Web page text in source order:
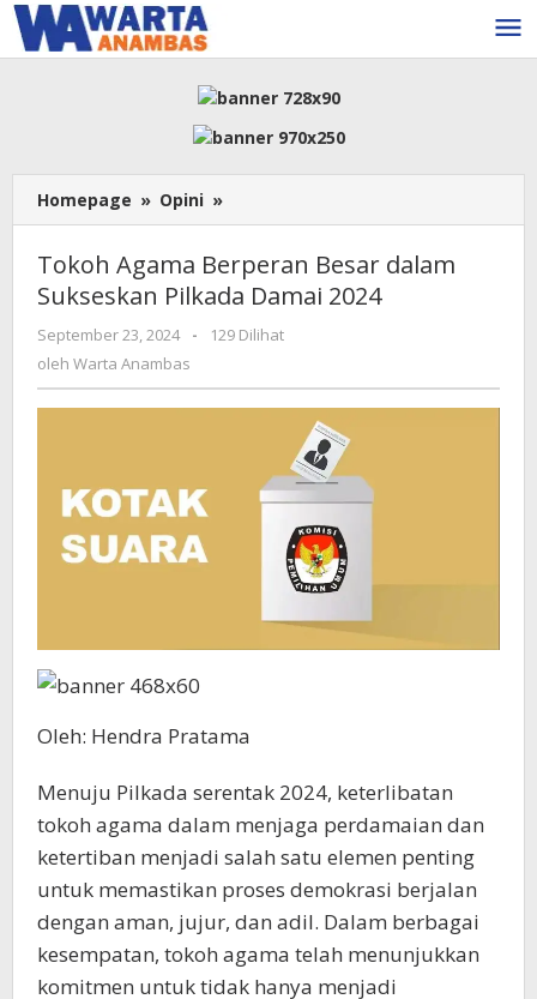
Lewati
ke
konten
Homepage » Opini »
Agama
Besar
dalam
Sukseskan
Tokoh Agama Berperan Besar dalam
Sukseskan Pilkada Damai 2024
September 23, 2024
oleh
-
129 Dilihat
oleh Warta Anambas
Oleh: Hendra Pratama
Menuju Pilkada serentak 2024, keterlibatan
tokoh agama dalam menjaga perdamaian dan
ketertiban menjadi salah satu elemen penting
untuk memastikan proses demokrasi berjalan
dengan aman, jujur, dan adil. Dalam berbagai
kesempatan, tokoh agama telah menunjukkan
komitmen untuk tidak hanya menjadi